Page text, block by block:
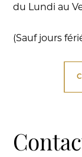
du Lundi au
(Sauf jours